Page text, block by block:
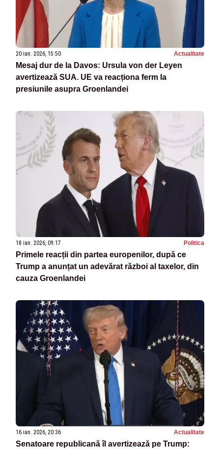
20 ian. 2026, 15:50 Actualitate
Mesaj dur de la Davos: Ursula von der Leyen
avertizează SUA. UE va reacționa ferm la
presiunile asupra Groenlandei
18 ian. 2026, 09:17 Politica
Primele reacții din partea europenilor, după ce
Trump a anunțat un adevărat război al taxelor, din
cauza Groenlandei
16 ian. 2026, 20:36 Actualitate
Senatoare republicană îl avertizează pe Trump: